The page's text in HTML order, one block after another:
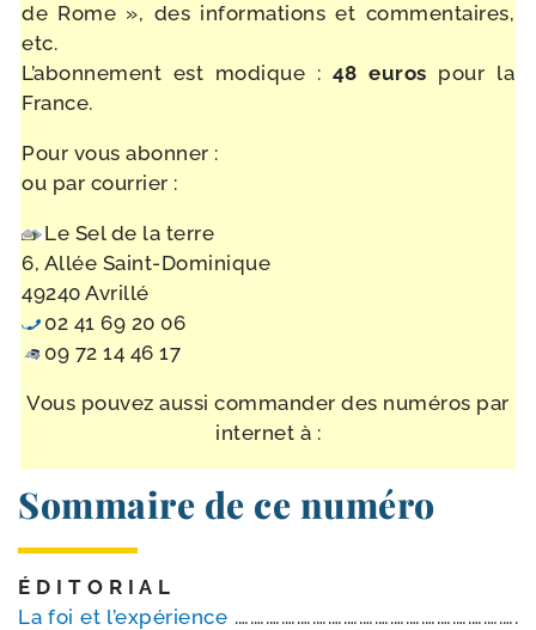
de Rome », des infor­ma­tions et com­men­taires,
etc.
L’abonnement est modique : 48 euros pour la
France.
Pour vous abonner :
ou par courrier :
Le Sel de la terre
6, Allée Saint-Dominique
49240 Avrillé
02 41 69 20 06
09 72 14 46 17
Vous pou­vez aus­si com­man­der des numé­ros par
inter­net à :
Sommaire de ce numéro
É D I T O R I A L
La foi et l’ex­pé­rience .….….….….….….….….….….….….….….….….….….